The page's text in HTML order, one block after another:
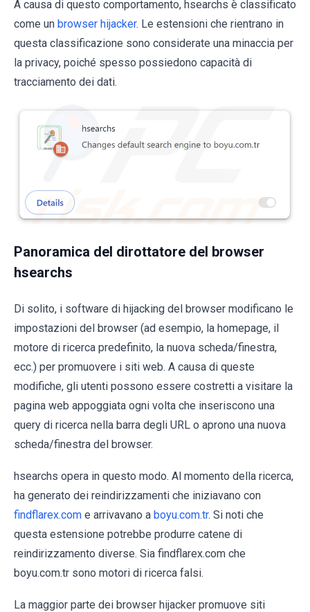
A causa di questo comportamento, hsearchs è classificato
come un browser hijacker. Le estensioni che rientrano in
questa classificazione sono considerate una minaccia per
la privacy, poiché spesso possiedono capacità di
tracciamento dei dati.
Panoramica del dirottatore del browser
hsearchs
Di solito, i software di hijacking del browser modificano le
impostazioni del browser (ad esempio, la homepage, il
motore di ricerca predefinito, la nuova scheda/finestra,
ecc.) per promuovere i siti web. A causa di queste
modifiche, gli utenti possono essere costretti a visitare la
pagina web appoggiata ogni volta che inseriscono una
query di ricerca nella barra degli URL o aprono una nuova
scheda/finestra del browser.
hsearchs opera in questo modo. Al momento della ricerca,
ha generato dei reindirizzamenti che iniziavano con
findflarex.com e arrivavano a boyu.com.tr. Si noti che
questa estensione potrebbe produrre catene di
reindirizzamento diverse. Sia findflarex.com che
boyu.com.tr sono motori di ricerca falsi.
La maggior parte dei browser hijacker promuove siti